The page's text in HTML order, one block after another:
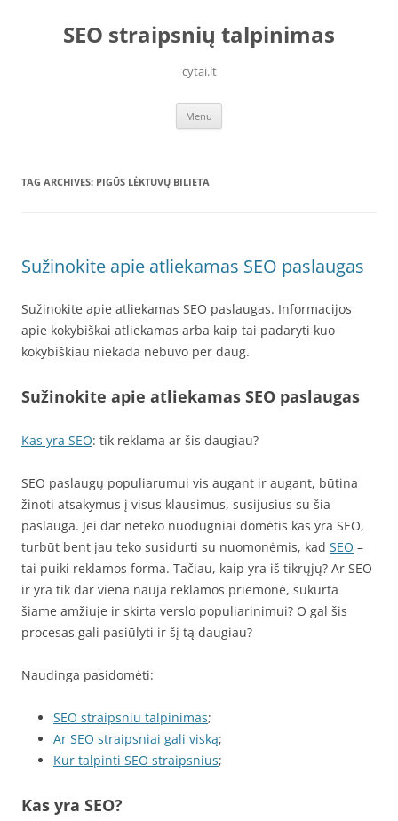
contentSEO straipsnių talpinimas
cytai.lt
Menu
TAG ARCHIVES: PIGŪS LĖKTUVŲ BILIETA
Sužinokite apie atliekamas SEO paslaugas
Sužinokite apie atliekamas SEO paslaugas. Informacijos
apie kokybiškai atliekamas arba kaip tai padaryti kuo
kokybiškiau niekada nebuvo per daug.
Sužinokite apie atliekamas SEO paslaugas
Kas yra SEO: tik reklama ar šis daugiau?
SEO paslaugų populiarumui vis augant ir augant, būtina
žinoti atsakymus į visus klausimus, susijusius su šia
paslauga. Jei dar neteko nuodugniai domėtis kas yra SEO,
turbūt bent jau teko susidurti su nuomonėmis, kad SEO –
tai puiki reklamos forma. Tačiau, kaip yra iš tikrųjų? Ar SEO
ir yra tik dar viena nauja reklamos priemonė, sukurta
šiame amžiuje ir skirta verslo populiarinimui? O gal šis
procesas gali pasiūlyti ir šį tą daugiau?
Naudinga pasidomėti:
SEO straipsniu talpinimas;
Ar SEO straipsniai gali viską;
Kur talpinti SEO straipsnius;
Kas yra SEO?